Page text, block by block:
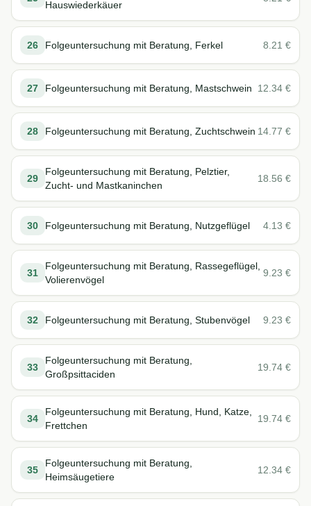
Hauswiederkäuer
26 Folgeuntersuchung mit Beratung, Ferkel 8.21 €
27 Folgeuntersuchung mit Beratung, Mastschwein 12.34 €
28 Folgeuntersuchung mit Beratung, Zuchtschwein 14.77 €
29
Folgeuntersuchung mit Beratung, Pelztier,
Zucht- und Mastkaninchen
18.56 €
30 Folgeuntersuchung mit Beratung, Nutzgeflügel 4.13 €
31
Folgeuntersuchung mit Beratung, Rassegeflügel,
Volierenvögel
9.23 €
32 Folgeuntersuchung mit Beratung, Stubenvögel 9.23 €
33
Folgeuntersuchung mit Beratung,
Großpsittaciden
19.74 €
34
Folgeuntersuchung mit Beratung, Hund, Katze,
Frettchen
19.74 €
35
Folgeuntersuchung mit Beratung,
Heimsäugetiere
12.34 €